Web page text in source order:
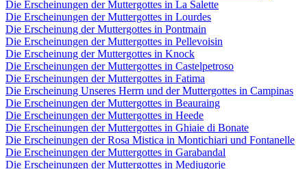
Die Erscheinungen der Muttergottes in La Salette
Die Erscheinungen der Muttergottes in Lourdes
Die Erscheinung der Muttergottes in Pontmain
Die Erscheinungen der Muttergottes in Pellevoisin
Die Erscheinung der Muttergottes in Knock
Die Erscheinungen der Muttergottes in Castelpetroso
Die Erscheinungen der Muttergottes in Fatima
Die Erscheinung Unseres Herrn und der Muttergottes in Campinas
Die Erscheinungen der Muttergottes in Beauraing
Die Erscheinungen der Muttergottes in Heede
Die Erscheinungen der Muttergottes in Ghiaie di Bonate
Die Erscheinungen der Rosa Mistica in Montichiari und Fontanelle
Die Erscheinungen der Muttergottes in Garabandal
Die Erscheinungen der Muttergottes in Medjugorje